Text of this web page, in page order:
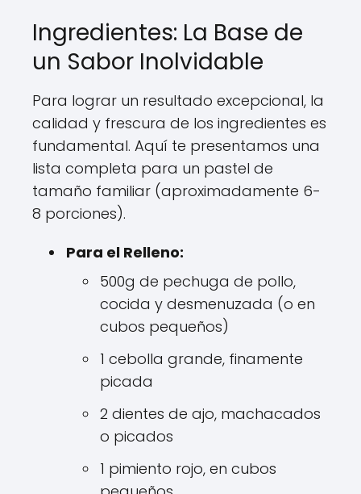
Ingredientes: La Base de
un Sabor Inolvidable
Para lograr un resultado excepcional, la
calidad y frescura de los ingredientes es
fundamental. Aquí te presentamos una
lista completa para un pastel de
tamaño familiar (aproximadamente 6-
8 porciones).
Para el Relleno:
500g de pechuga de pollo,
cocida y desmenuzada (o en
cubos pequeños)
1 cebolla grande, finamente
picada
2 dientes de ajo, machacados
o picados
1 pimiento rojo, en cubos